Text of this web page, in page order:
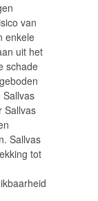
van
enkele
uit het
schade
Sallvas
Sallvas
Sallvas
tot